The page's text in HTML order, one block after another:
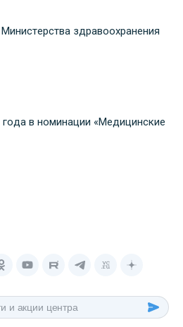
здравоохранения
в номинации «Медицинские